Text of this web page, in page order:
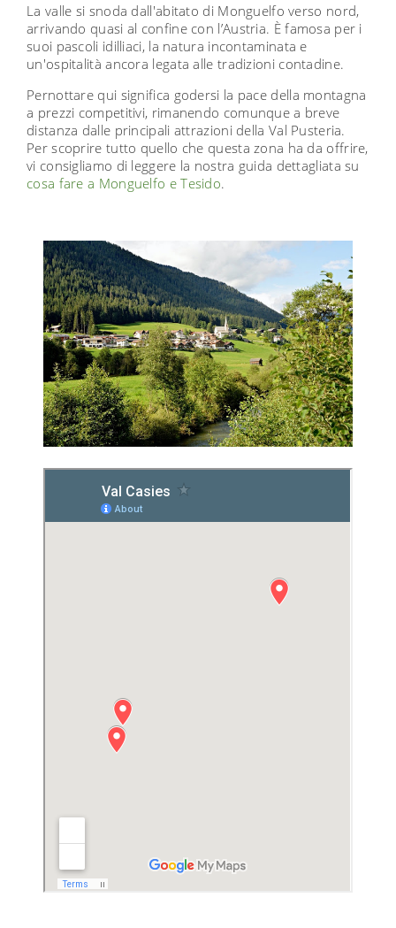
La valle si snoda dall'abitato di Monguelfo verso nord,
arrivando quasi al confine con l’Austria. È famosa per i
suoi pascoli idilliaci, la natura incontaminata e
un'ospitalità ancora legata alle tradizioni contadine.
Pernottare qui significa godersi la pace della montagna
a prezzi competitivi, rimanendo comunque a breve
distanza dalle principali attrazioni della Val Pusteria.
Per scoprire tutto quello che questa zona ha da offrire,
vi consigliamo di leggere la nostra guida dettagliata su
cosa fare a Monguelfo e Tesido.